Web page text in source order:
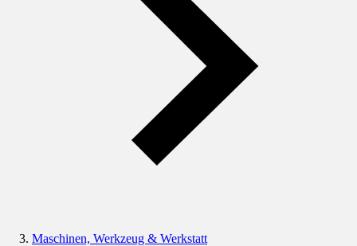
Maschinen, Werkzeug & Werkstatt